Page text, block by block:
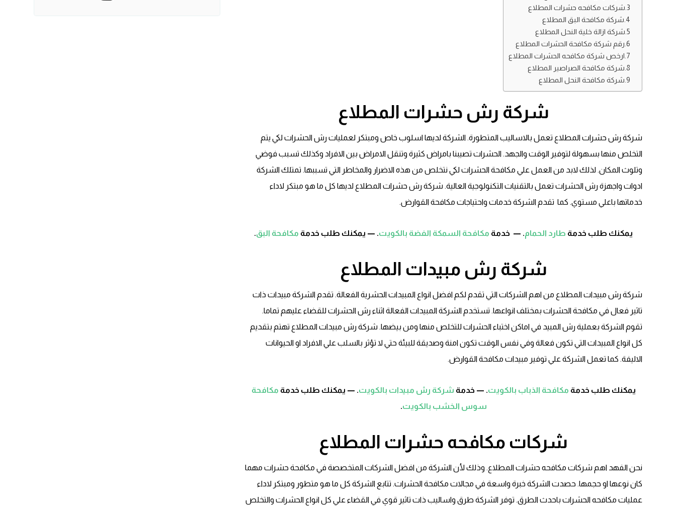
شركات مكافحه حشرات المطلاع
شركة مكافحة البق المطلاع
شركة ازالة خلية النحل المطلاع
رقم شركة مكافحة الحشرات المطلاع
ارخص شركة مكافحه الحشرات المطلاع
شركة مكافحة الصراصير المطلاع
شركة مكافحة النحل المطلاع
شركة رش حشرات المطلاع
شركة رش حشرات المطلاع تعمل بالاساليب المتطورة. الشركة لديها اسلوب خاص ومبتكر لعمليات رش الحشرات لكي يتم
التخلص منها بسهولة لتوفير الوقت والجهد. الحشرات تصيبنا بامراض كثيرة وتنقل الامراض بين الافراد وكذلك تسبب فوضي
وتلوث المكان. لذلك لابد من العمل علي مكافحة الحشرات لكي نتخلص من هذه الاضرار والمخاطر التي تسببها. تمتلك الشركة
ادوات واجهزة رش الحشرات تعمل بالتقنيات التكنولوجية العالية. شركة رش حشرات المطلاع لديها كل ما هو مبتكر لاداء
خدماتها باعلي مستوي. كما تقدم الشركة خدمات واحتياجات مكافحة القوارض.
يمكنك طلب خدمة طارد الحمام. — خدمة مكافحة السمكة الفضة بالكويت. — يمكنك طلب خدمة مكافحة البق.
شركة رش مبيدات المطلاع
شركة رش مبيدات المطلاع من اهم الشركات التي تقدم لكم افضل انواع المبيدات الحشرية الفعالة. تقدم الشركة مبيدات ذات
تاثير فعال في مكافحة الحشرات بمختلف انواعها. تستخدم الشركة المبيدات الفعالة اثناء رش الحشرات للقضاء عليهم تماما.
تقوم الشركة بعملية رش المبيد في اماكن اختباء الحشرات للتخلص منها ومن بيضها. شركة رش مبيدات المطلاع تهتم بتقديم
كل انواع المبيدات التي تكون فعالة وفي نفس الوقت تكون امنة وصديقة للبيئة حتي لا تؤثر بالسلب علي الافراد او الحيوانات
الاليفة. كما تعمل الشركة علي توفير مبيدات مكافحة القوارض.
يمكنك طلب خدمة مكافحة الذباب بالكويت. — خدمة شركة رش مبيدات بالكويت. — يمكنك طلب خدمة مكافحة
سوس الخشب بالكويت.
شركات مكافحه حشرات المطلاع
نحن الفهد اهم شركات مكافحه حشرات المطلاع. وذلك لأن الشركة من افضل الشركات المتخصصة في مكافحة حشرات مهما
كان نوعها او حجمها. حصدت الشركة خبرة واسعة في مجالات مكافحة الحشرات. تتابع الشركة كل ما هو متطور ومبتكر لاداء
عمليات مكافحه الحشرات باحدث الطرق. توفر الشركة طرق واساليب ذات تاثير قوي في القضاء علي كل انواع الحشرات والتخلص